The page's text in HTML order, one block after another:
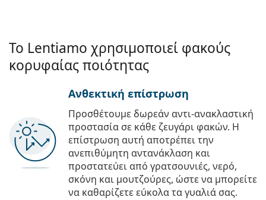
Το Lentiamo χρησιμοποιεί φακούς
κορυφαίας ποιότητας
Ανθεκτική επίστρωση
Προσθέτουμε δωρεάν αντι-ανακλαστική
προστασία σε κάθε ζευγάρι φακών. Η
επίστρωση αυτή αποτρέπει την
ανεπιθύμητη αντανάκλαση και
προστατεύει από γρατσουνιές, νερό,
σκόνη και μουτζούρες, ώστε να μπορείτε
να καθαρίζετε εύκολα τα γυαλιά σας.